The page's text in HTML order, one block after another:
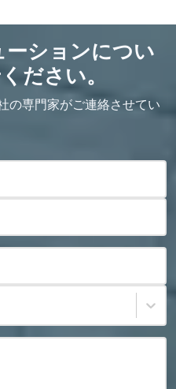
ーションについ
ださい。
の専門家がご連絡させてい